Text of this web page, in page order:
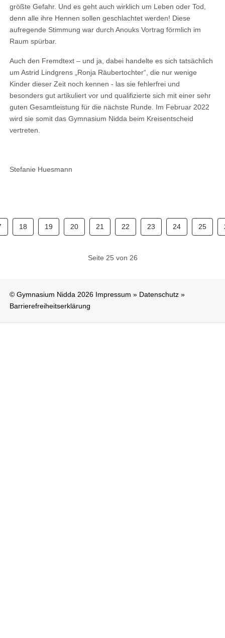
größte Gefahr. Und es geht auch wirklich um Leben oder Tod,
denn alle ihre Hennen sollen geschlachtet werden! Diese
aufregende Stimmung war durch Anouks Vortrag förmlich im
Raum spürbar.
Auch den Fremdtext – und ja, dabei handelte es sich tatsächlich
um Astrid Lindgrens „Ronja Räubertochter“, die nur wenige
Kinder dieser Zeit noch kennen - lassie fehlerfrei und
besonders gut artikuliert vor und qualifizierte sich mit einer sehr
guten Gesamtleistung für die nächste Runde. Im Februar 2022
wird sie somit das Gymnasium Nidda beim Kreisentscheid
vertreten.
Stefanie Huesmann
18 19 20 21 22 23 24 25
Seite 25 von 26
© Gymnasium Nidda 2026 Impressum » Datenschutz »
Barrierefreiheitserklärung